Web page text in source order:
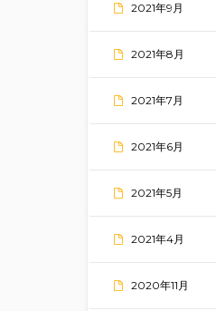
2021年9月
2021年8月
2021年7月
2021年6月
2021年5月
2021年4月
2020年11月